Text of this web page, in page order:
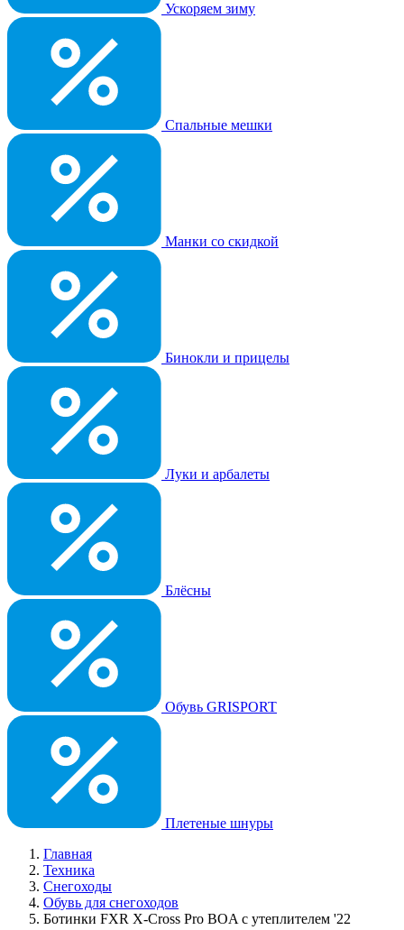
Ускоряем зиму
Спальные мешки
Манки со скидкой
Бинокли и прицелы
Луки и арбалеты
Блёсны
Обувь GRISPORT
Плетеные шнуры
Главная
Техника
Снегоходы
Обувь для снегоходов
Ботинки FXR X-Cross Pro BOA с утеплителем '22